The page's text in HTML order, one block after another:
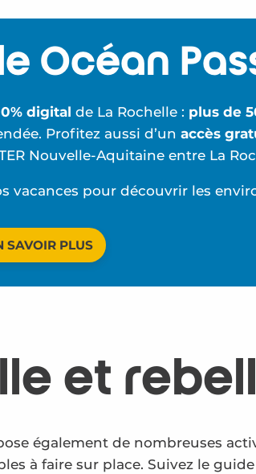
Océan
digital de La Rochelle : plus de
Profitez aussi d’un accès
Nouvelle-Aquitaine entre La
vacances pour découvrir les
SAVOIR PLUS
et
également de nombreuses
à faire sur place. Suivez le guide